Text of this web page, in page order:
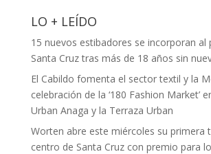
LO + LEÍDO
15 nuevos estibadores se incorporan al
Santa Cruz tras más de 18 años sin
El Cabildo fomenta el sector textil y la
celebración de la ‘180 Fashion Market’
Urban Anaga y la Terraza Urban
Worten abre este miércoles su primera
centro de Santa Cruz con premio para